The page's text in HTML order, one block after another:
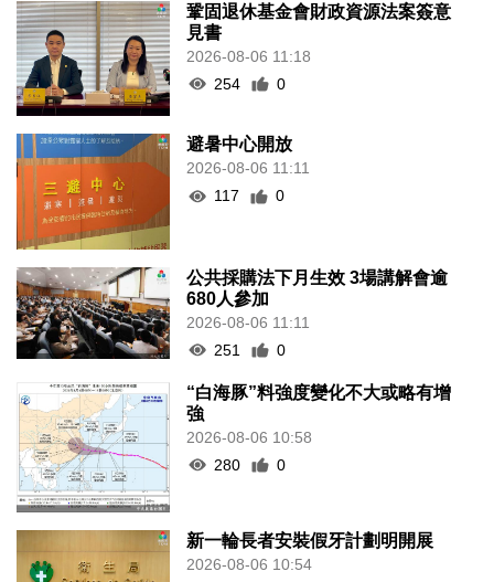
鞏固退休基金會財政資源法案簽意
見書
2026-08-06 11:18
254
0
避暑中心開放
2026-08-06 11:11
117
0
公共採購法下月生效 3場講解會逾
680人參加
2026-08-06 11:11
251
0
“白海豚”料強度變化不大或略有增
強
2026-08-06 10:58
280
0
新一輪長者安裝假牙計劃明開展
2026-08-06 10:54